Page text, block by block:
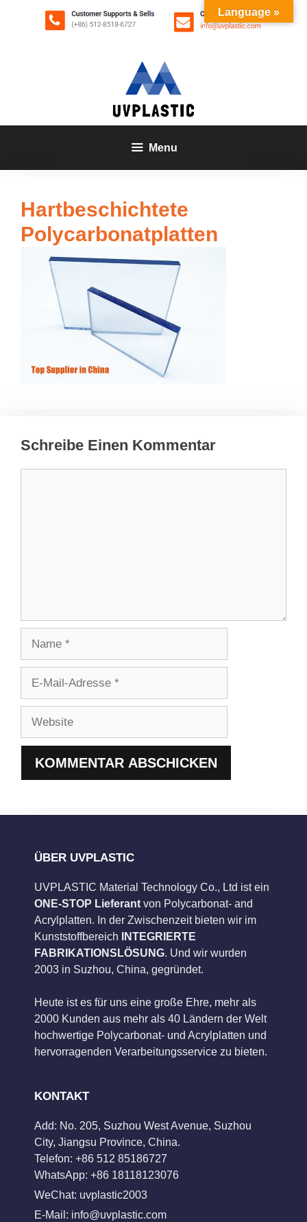
Menu
Hartbeschichtete
Polycarbonatplatten
Schreibe Einen Kommentar
Adresse
ÜBER UVPLASTIC
UVPLASTIC Material Technology Co., Ltd ist ein
ONE-STOP Lieferant von Polycarbonat- and
Acrylplatten. In der Zwischenzeit bieten wir im
Kunststoffbereich
INTEGRIERTE
FABRIKATIONSLÖSUNG. Und wir wurden
2003 in Suzhou, China, gegründet.
Heute ist es für uns eine große Ehre, mehr als
2000 Kunden aus mehr als 40 Ländern der Welt
hochwertige Polycarbonat- und Acrylplatten und
hervorragenden Verarbeitungsservice zu bieten.
KONTAKT
Add: No. 205, Suzhou West Avenue, Suzhou
City, Jiangsu Province, China.
Telefon: +86 512 85186727
WhatsApp: +86 18118123076
WeChat: uvplastic2003
E-Mail: info@uvplastic.com
Language »